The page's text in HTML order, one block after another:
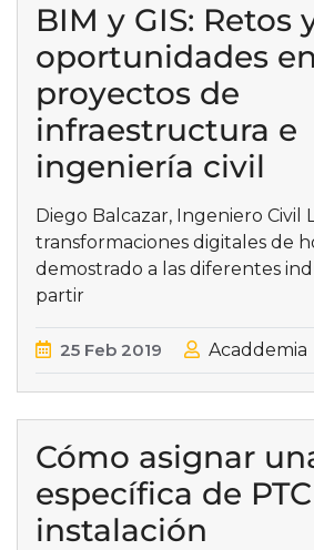
BIM y GIS: Retos
oportunidades en
proyectos de
infraestructura e
ingeniería civil
Diego Balcazar, Ingeniero Civil
transformaciones digitales de
demostrado a las diferentes
partir
25 Feb 2019 Acaddemia
Cómo asignar
específica de
instalación